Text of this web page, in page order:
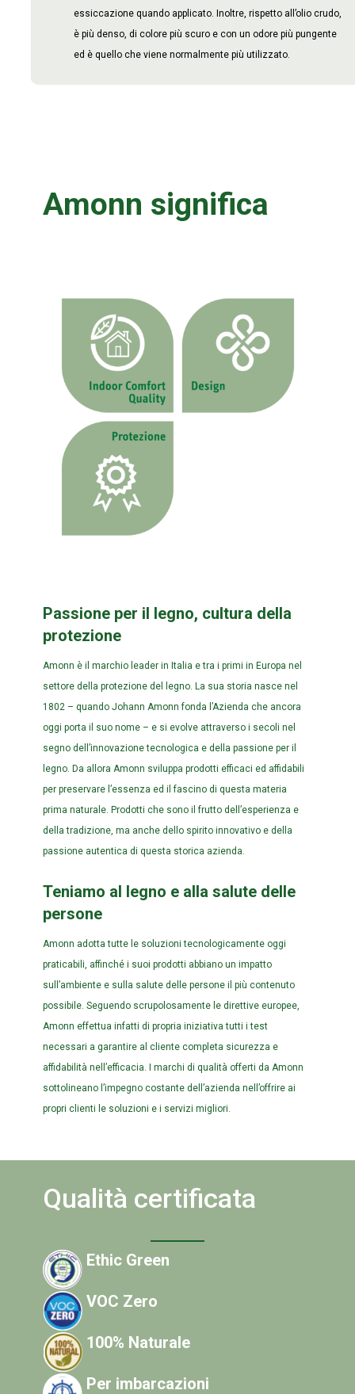
essiccazione quando applicato. Inoltre, rispetto all’olio crudo,
è più denso, di colore più scuro e con un odore più pungente
ed è quello che viene normalmente più utilizzato.
Amonn significa
Passione per il legno, cultura della
protezione
Amonn è il marchio leader in Italia e tra i primi in Europa nel
settore della protezione del legno. La sua storia nasce nel
1802 – quando Johann Amonn fonda l’Azienda che ancora
oggi porta il suo nome – e si evolve attraverso i secoli nel
segno dell’innovazione tecnologica e della passione per il
legno. Da allora Amonn sviluppa prodotti efficaci ed affidabili
per preservare l’essenza ed il fascino di questa materia
prima naturale. Prodotti che sono il frutto dell’esperienza e
della tradizione, ma anche dello spirito innovativo e della
passione autentica di questa storica azienda.
Teniamo al legno e alla salute delle
persone
Amonn adotta tutte le soluzioni tecnologicamente oggi
praticabili, affinché i suoi prodotti abbiano un impatto
sull’ambiente e sulla salute delle persone il più contenuto
possibile. Seguendo scrupolosamente le direttive europee,
Amonn effettua infatti di propria iniziativa tutti i test
necessari a garantire al cliente completa sicurezza e
affidabilità nell’efficacia. I marchi di qualità offerti da Amonn
sottolineano l’impegno costante dell’azienda nell’offrire ai
propri clienti le soluzioni e i servizi migliori.
Qualità certificata
Ethic Green
VOC Zero
100% Naturale
Per imbarcazioni